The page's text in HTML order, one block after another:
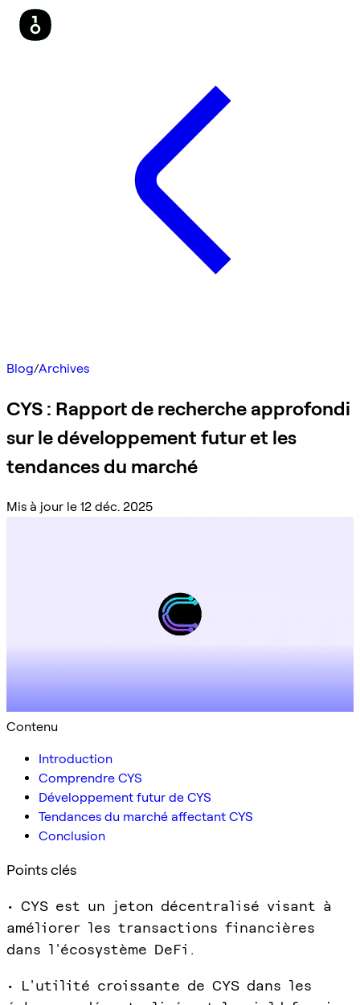
Blog/Archives
CYS : Rapport de recherche approfondi
sur le développement futur et les
tendances du marché
Mis à jour le 12 déc. 2025
Contenu
Introduction
Comprendre CYS
Développement futur de CYS
Tendances du marché affectant CYS
Conclusion
Points clés
• CYS est un jeton décentralisé visant à
améliorer les transactions financières
dans l'écosystème DeFi.
• L'utilité croissante de CYS dans les